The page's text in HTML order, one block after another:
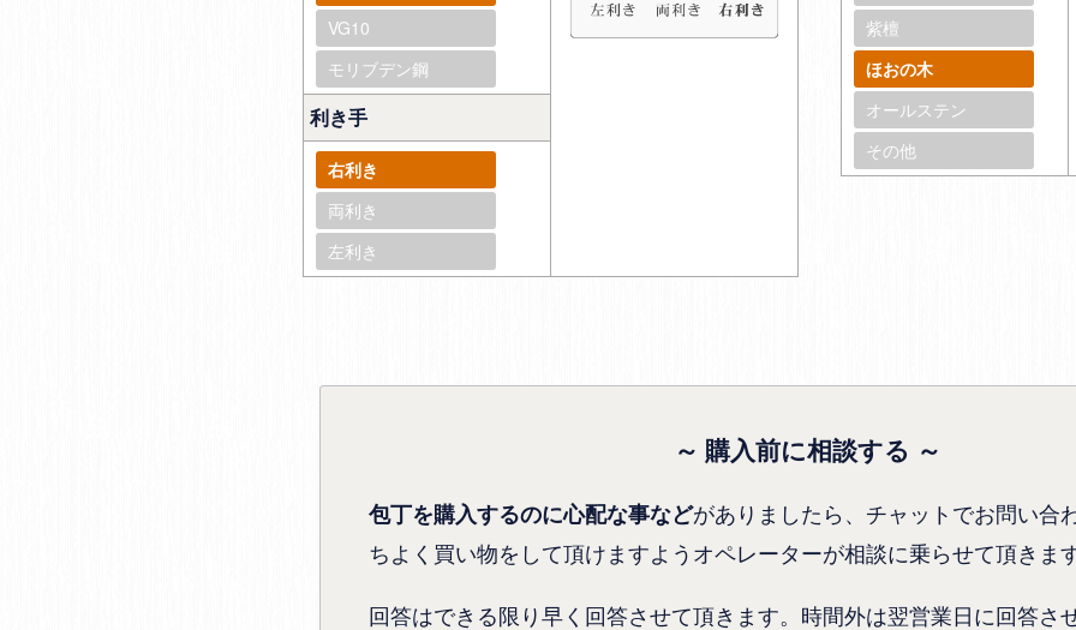
VG10
モリブデン鋼
利き手
右利き
両利き
左利き
紫檀
ほおの木
オールステン
その他
～ 購入前に相談する ～
包丁を購入するのに心配な事などがありましたら、チャットでお問い合
ちよく買い物をして頂けますようオペレーターが相談に乗らせて頂きま
回答はできる限り早く回答させて頂きます。時間外は翌営業日に回答さ